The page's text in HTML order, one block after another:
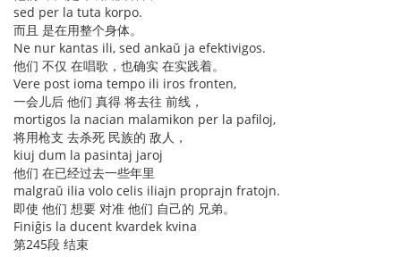
sed per la tuta korpo.
而且 是在用整个身体。
Ne nur kantas ili, sed ankaŭ ja efektivigos.
他们 不仅 在唱歌，也确实 在实践着。
Vere post ioma tempo ili iros fronten,
一会儿后 他们 真得 将去往 前线，
mortigos la nacian malamikon per la pafiloj,
将用枪支 去杀死 民族的 敌人，
kiuj dum la pasintaj jaroj
他们 在已经过去一些年里
malgraŭ ilia volo celis iliajn proprajn fratojn.
即使 他们 想要 对准 他们 自己的 兄弟。
Finiĝis la ducent kvardek kvina
第245段 结束